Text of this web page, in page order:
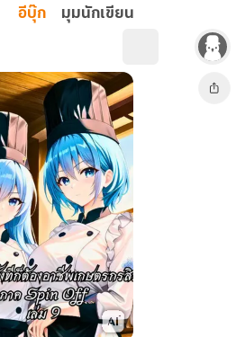
อีบุ๊ก มุมนักเขียน